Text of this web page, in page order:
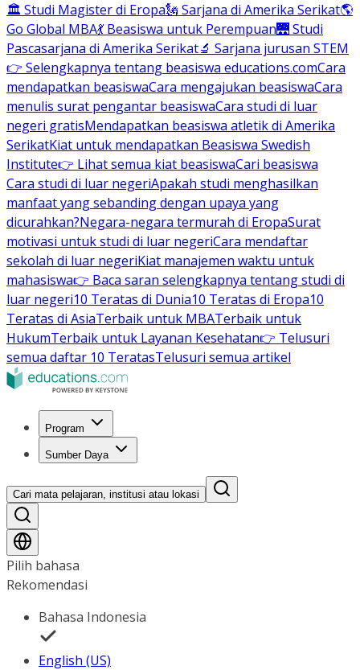
🏛 Studi Magister di Eropa🗽 Sarjana di Amerika Serikat🌎
Go Global MBA💃 Beasiswa untuk Perempuan🌉 Studi
Pascasarjana di Amerika Serikat🔬 Sarjana jurusan STEM
👉 Selengkapnya tentang beasiswa educations.comCara
mendapatkan beasiswaCara mengajukan beasiswaCara
menulis surat pengantar beasiswaCara studi di luar
negeri gratisMendapatkan beasiswa atletik di Amerika
SerikatKiat untuk mendapatkan Beasiswa Swedish
Institute👉 Lihat semua kiat beasiswaCari beasiswa
Cara studi di luar negeriApakah studi menghasilkan
manfaat yang sebanding dengan upaya yang
dicurahkan?Negara-negara termurah di EropaSurat
motivasi untuk studi di luar negeriCara mendaftar
sekolah di luar negeriKiat manajemen waktu untuk
mahasiswa👉 Baca saran selengkapnya tentang studi di
luar negeri10 Teratas di Dunia10 Teratas di Eropa10
Teratas di AsiaTerbaik untuk MBATerbaik untuk
HukumTerbaik untuk Layanan Kesehatan👉 Telusuri
semua daftar 10 TeratasTelusuri semua artikel
Program
Sumber Daya
Cari mata pelajaran, institusi atau lokasi
Pilih bahasa
Rekomendasi
Bahasa Indonesia
English (US)